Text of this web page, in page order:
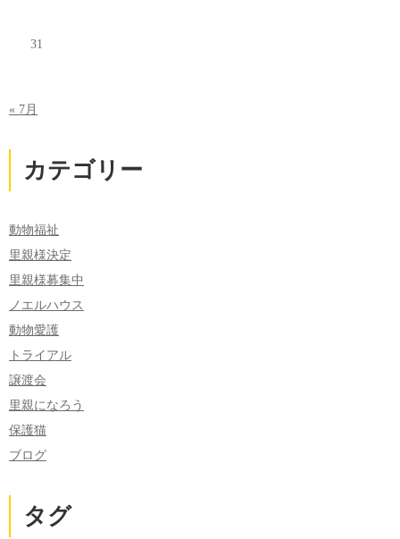
31
« 7月
カテゴリー
動物福祉
里親様決定
里親様募集中
ノエルハウス
動物愛護
トライアル
譲渡会
里親になろう
保護猫
ブログ
タグ